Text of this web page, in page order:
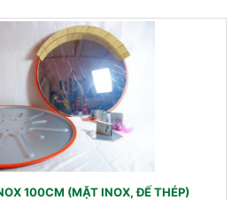
100CM (MẶT INOX, ĐẾ THÉP)